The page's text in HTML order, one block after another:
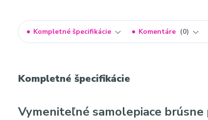
Kompletné špecifikácie Komentáre 0
Kompletné špecifikácie
Vymeniteľné samolepiace